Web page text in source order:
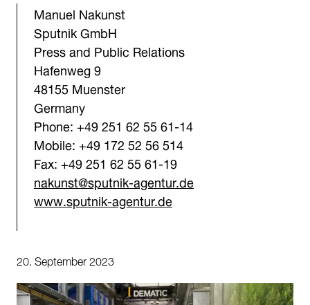
Manuel Nakunst
Sputnik GmbH
Press and Public Relations
Hafenweg 9
48155 Muenster
Germany
Phone: +49 251 62 55 61-14
Mobile: +49 172 52 56 514
Fax: +49 251 62 55 61-19
nakunst@sputnik-agentur.de
www.sputnik-agentur.de
20. September 2023